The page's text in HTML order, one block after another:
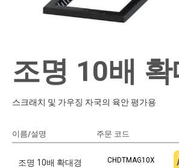
조명 10배 확
스크래치 및 가우징 자국의 육안 평가용
이름/설명 주문 코드
조명 10배 확대경 CHDTMAG10X